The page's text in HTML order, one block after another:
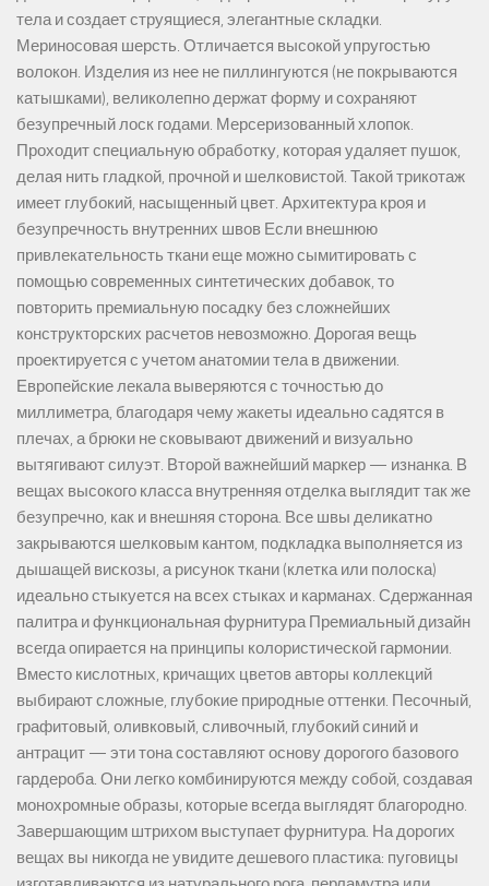
тела и создает струящиеся, элегантные складки.
Мериносовая шерсть. Отличается высокой упругостью
волокон. Изделия из нее не пиллингуются (не покрываются
катышками), великолепно держат форму и сохраняют
безупречный лоск годами. Мерсеризованный хлопок.
Проходит специальную обработку, которая удаляет пушок,
делая нить гладкой, прочной и шелковистой. Такой трикотаж
имеет глубокий, насыщенный цвет. Архитектура кроя и
безупречность внутренних швов Если внешнюю
привлекательность ткани еще можно сымитировать с
помощью современных синтетических добавок, то
повторить премиальную посадку без сложнейших
конструкторских расчетов невозможно. Дорогая вещь
проектируется с учетом анатомии тела в движении.
Европейские лекала выверяются с точностью до
миллиметра, благодаря чему жакеты идеально садятся в
плечах, а брюки не сковывают движений и визуально
вытягивают силуэт. Второй важнейший маркер — изнанка. В
вещах высокого класса внутренняя отделка выглядит так же
безупречно, как и внешняя сторона. Все швы деликатно
закрываются шелковым кантом, подкладка выполняется из
дышащей вискозы, а рисунок ткани (клетка или полоска)
идеально стыкуется на всех стыках и карманах. Сдержанная
палитра и функциональная фурнитура Премиальный дизайн
всегда опирается на принципы колористической гармонии.
Вместо кислотных, кричащих цветов авторы коллекций
выбирают сложные, глубокие природные оттенки. Песочный,
графитовый, оливковый, сливочный, глубокий синий и
антрацит — эти тона составляют основу дорогого базового
гардероба. Они легко комбинируются между собой, создавая
монохромные образы, которые всегда выглядят благородно.
Завершающим штрихом выступает фурнитура. На дорогих
вещах вы никогда не увидите дешевого пластика: пуговицы